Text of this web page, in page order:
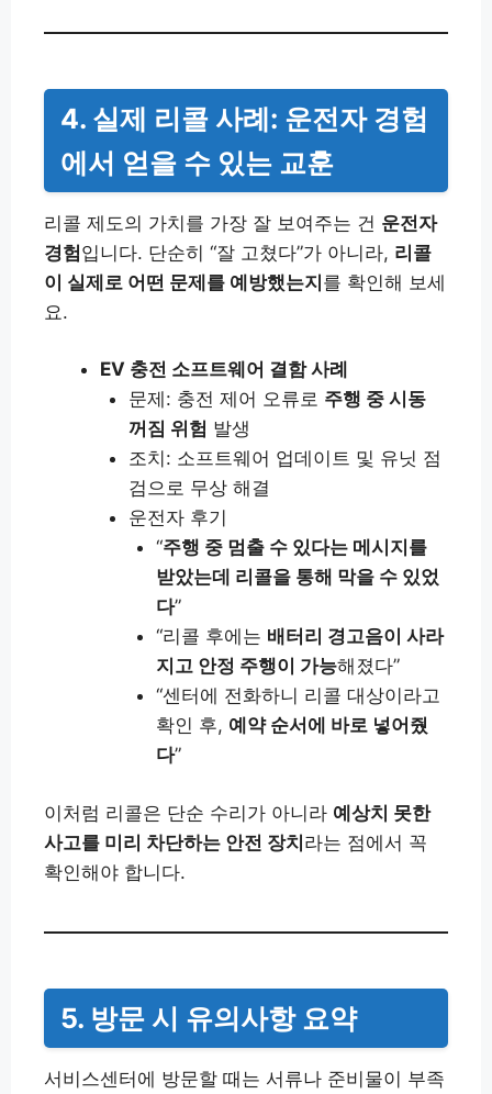
4. 실제 리콜 사례: 운전자 경험
에서 얻을 수 있는 교훈
리콜 제도의 가치를 가장 잘 보여주는 건 운전자
경험입니다. 단순히 “잘 고쳤다”가 아니라, 리콜
이 실제로 어떤 문제를 예방했는지 를 확인해 보세
요.
EV 충전 소프트웨어 결함 사례
문제: 충전 제어 오류로 주행 중 시동
꺼짐 위험 발생
조치: 소프트웨어 업데이트 및 유닛 점
검으로 무상 해결
운전자 후기
“주행 중 멈출 수 있다는 메시지를
받았는데 리콜을 통해 막을 수 있었
다”
“리콜 후에는 배터리 경고음이 사라
지고 안정 주행이 가능해졌다”
“센터에 전화하니 리콜 대상이라고
확인 후, 예약 순서에 바로 넣어줬
다”
이처럼 리콜은 단순 수리가 아니라 예상치 못한
사고를 미리 차단하는 안전 장치라는 점에서 꼭
확인해야 합니다.
5. 방문 시 유의사항 요약
서비스센터에 방문할 때는 서류나 준비물이 부족